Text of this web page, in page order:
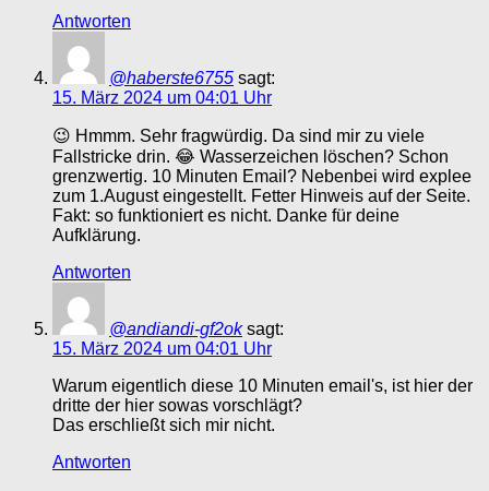
Antworten
@haberste6755 sagt:
15. März 2024 um 04:01 Uhr
😉 Hmmm. Sehr fragwürdig. Da sind mir zu viele
Fallstricke drin. 😂 Wasserzeichen löschen? Schon
grenzwertig. 10 Minuten Email? Nebenbei wird explee
zum 1.August eingestellt. Fetter Hinweis auf der Seite.
Fakt: so funktioniert es nicht. Danke für deine
Aufklärung.
Antworten
@andiandi-gf2ok sagt:
15. März 2024 um 04:01 Uhr
Warum eigentlich diese 10 Minuten email's, ist hier der
dritte der hier sowas vorschlägt?
Das erschließt sich mir nicht.
Antworten